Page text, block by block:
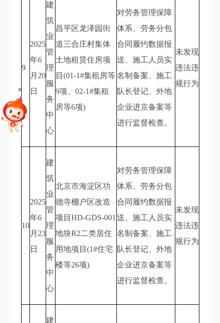
9
2025
年6
月20
日
建
筑
业
管
理
服
务
中
心
昌平区龙泽园街
道三合庄村集体
土地租赁住房项
目(01-1#集租房等
9项、02-1#集租
房等6项)
对劳务管理保障
体系、劳务分包
合同履约数据报
送、施工人员实
名制备案、施工
队长登记、外地
企业进京备案等
进行监督检查。
未发现
违法违
规行为
10
2025
年6
月23
日
建
筑
业
管
理
服
务
中
心
北京市海淀区功
德寺棚户区改造
项目HD-GDS-001
地块R2二类居住
用地项目(1#住宅
楼等26项)
对劳务管理保障
体系、劳务分包
合同履约数据报
送、施工人员实
名制备案、施工
队长登记、外地
企业进京备案等
进行监督检查。
未发现
违法违
规行为
建
+